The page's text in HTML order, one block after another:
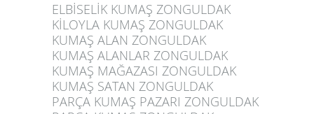
ELBİSELİK KUMAŞ ZONGULDAK
KİLOYLA KUMAŞ ZONGULDAK
KUMAŞ ALAN ZONGULDAK
KUMAŞ ALANLAR ZONGULDAK
KUMAŞ MAĞAZASI ZONGULDAK
KUMAŞ SATAN ZONGULDAK
PARÇA KUMAŞ PAZARI ZONGULDAK